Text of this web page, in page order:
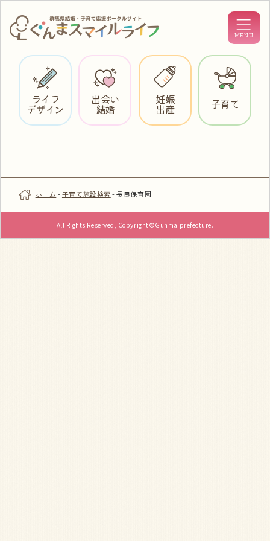
ライフ
デザイン
出会い
結婚
妊娠
出産 子育て
ホーム -子育て施設検索 -長良保育園
All Rights Reserved, Copyright©Gunma prefecture.